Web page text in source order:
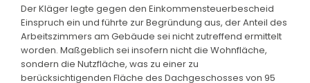
Der Kläger legte gegen den Einkommensteuerbescheid
Einspruch ein und führte zur Begründung aus, der Anteil des
Arbeitszimmers am Gebäude sei nicht zutreffend ermittelt
worden. Maßgeblich sei insofern nicht die Wohnfläche,
sondern die Nutzfläche, was zu einer zu
berücksichtigenden Fläche des Dachgeschosses von 95